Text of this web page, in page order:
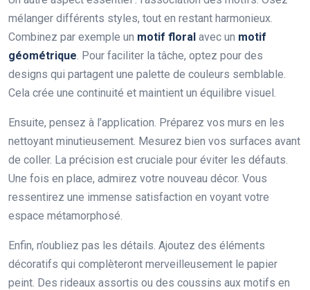
mélanger différents styles, tout en restant harmonieux.
Combinez par exemple un motif floral avec un motif
géométrique . Pour faciliter la tâche, optez pour des
designs qui partagent une palette de couleurs semblable.
Cela crée une continuité et maintient un équilibre visuel.
Ensuite, pensez à l’application. Préparez vos murs en les
nettoyant minutieusement. Mesurez bien vos surfaces avant
de coller. La précision est cruciale pour éviter les défauts.
Une fois en place, admirez votre nouveau décor. Vous
ressentirez une immense satisfaction en voyant votre
espace métamorphosé.
Enfin, n’oubliez pas les détails. Ajoutez des éléments
décoratifs qui complèteront merveilleusement le papier
peint. Des rideaux assortis ou des coussins aux motifs en